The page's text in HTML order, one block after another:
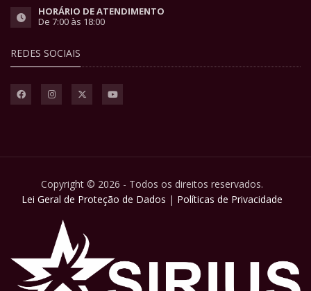
HORÁRIO DE ATENDIMENTO
De 7:00 às 18:00
REDES SOCIAIS
Copyright © 2026 - Todos os direitos reservados.
Lei Geral de Proteção de Dados | Políticas de Privacidade